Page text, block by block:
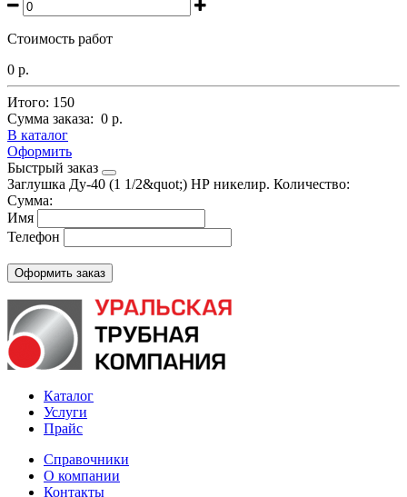
Стоимость работ
0 р.
Итого: 150
Сумма заказа: 0 р.
В каталог
Оформить
Быстрый заказ
Заглушка Ду-40 (1 1/2&quot;) НР никелир. Количество:
Сумма:
Имя
Телефон
Каталог
Услуги
Прайс
Справочники
О компании
Контакты